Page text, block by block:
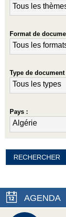
Format de
Type de document
Pays :
AGENDA